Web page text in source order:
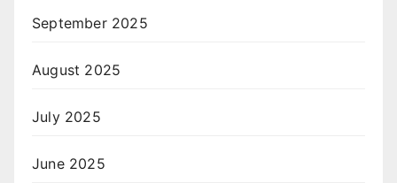
September 2025
August 2025
July 2025
June 2025